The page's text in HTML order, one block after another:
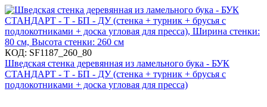
КОД: SF1187_260_80
Шведская стенка деревянная из ламельного бука - БУК
СТАНДАРТ - Т - БП - ДУ (стенка + турник + брусья с
подлокотниками + доска угловая для пресса)